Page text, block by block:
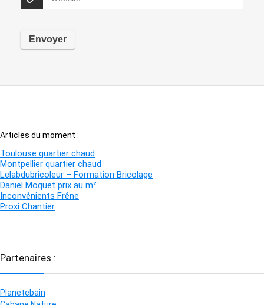
Articles du moment :
Toulouse quartier chaud
Montpellier quartier chaud
Lelabdubricoleur – Formation Bricolage
Daniel Moquet prix au m²
Inconvénients Frêne
Proxi Chantier
Partenaires :
Planetebain